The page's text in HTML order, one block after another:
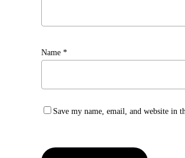
Name *
Save my name, email, and website in